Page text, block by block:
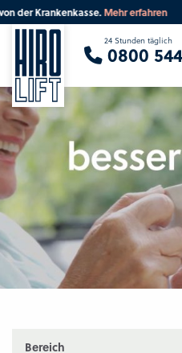
Bereich
Eine
24 Stunden täglich
0800
Ihre PLZ